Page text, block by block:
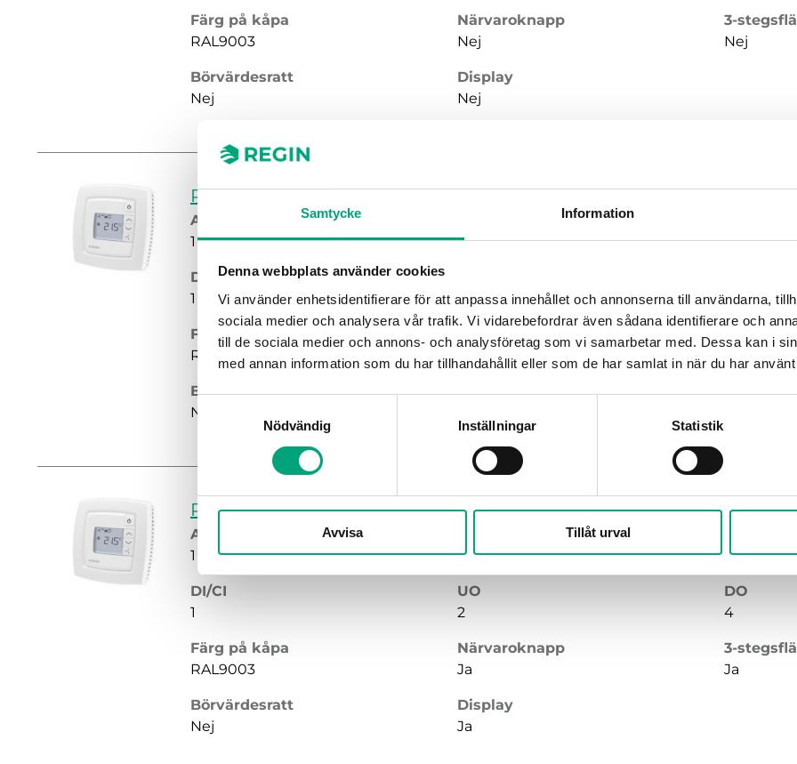
Samtycke Information
Denna webbplats använder cookies
Vi använder enhetsidentifierare för att anpassa innehållet och annonserna till användarna,
sociala medier och analysera vår trafik. Vi vidarebefordrar även sådana identifierare och
till de sociala medier och annons- och analysföretag som vi samarbetar med. Dessa kan i
med annan information som du har tillhandahållit eller som de har samlat in när du har
Nödvändig
Inställningar Statistik
Avvisa Tillåt urval
Färg på kåpa
RAL9003
Närvaroknapp
Nej
3-
Nej
Börvärdesratt
Nej
Display
Nej
RC-DO
AI
1
1
1
DI/CI
1
2
1
Färg på kåpa
RAL9003
Närvaroknapp
3-
Nej
Börvärdesratt
Nej
Display
RC-DFO
AI
1
1
1
DI/CI
1
UO
2
DO
4
Färg på kåpa
RAL9003
Närvaroknapp
Ja
3-
Ja
Börvärdesratt
Nej
Display
Ja